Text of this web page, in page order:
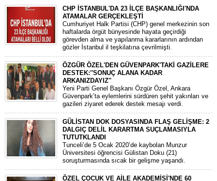
CHP İSTANBUL'DA 23 İLÇE BAŞKANLIĞI'NDA
ATAMALAR GERÇEKLEŞTİ
​Cumhuriyet Halk Partisi (CHP) genel merkezinin son
haftalarda örgüt bünyesinde hayata geçirdiği
görevden alma ve yapılanma kararlarının ardından
gözler İstanbul il teşkilatına çevrilmişti.
ÖZGÜR ÖZEL'DEN GÜVENPARK'TAKİ GAZİLERE
DESTEK:''SONUÇ ALANA KADAR
ARKANIZDAYIZ''
​Yeni Parti Genel Başkanı Özgür Özel, Ankara
Güvenpark’ta eylemlerini sürdüren şehit yakınları ve
gazileri ziyaret ederek destek mesajı verdi.
GÜLİSTAN DOK DOSYASINDA FLAŞ GELİŞME: 2
DALGIÇ DELİL KARARTMA SUÇLAMASIYLA
TUTUTKLANDI
​Tunceli’de 5 Ocak 2020’de kaybolan Munzur
Üniversitesi öğrencisi Gülistan Doku (21)
soruşturmasında sıcak bir gelişme yaşandı.
ÖZEL ÇOCUK VE AİLE AKADEMİSİ'NDE 60